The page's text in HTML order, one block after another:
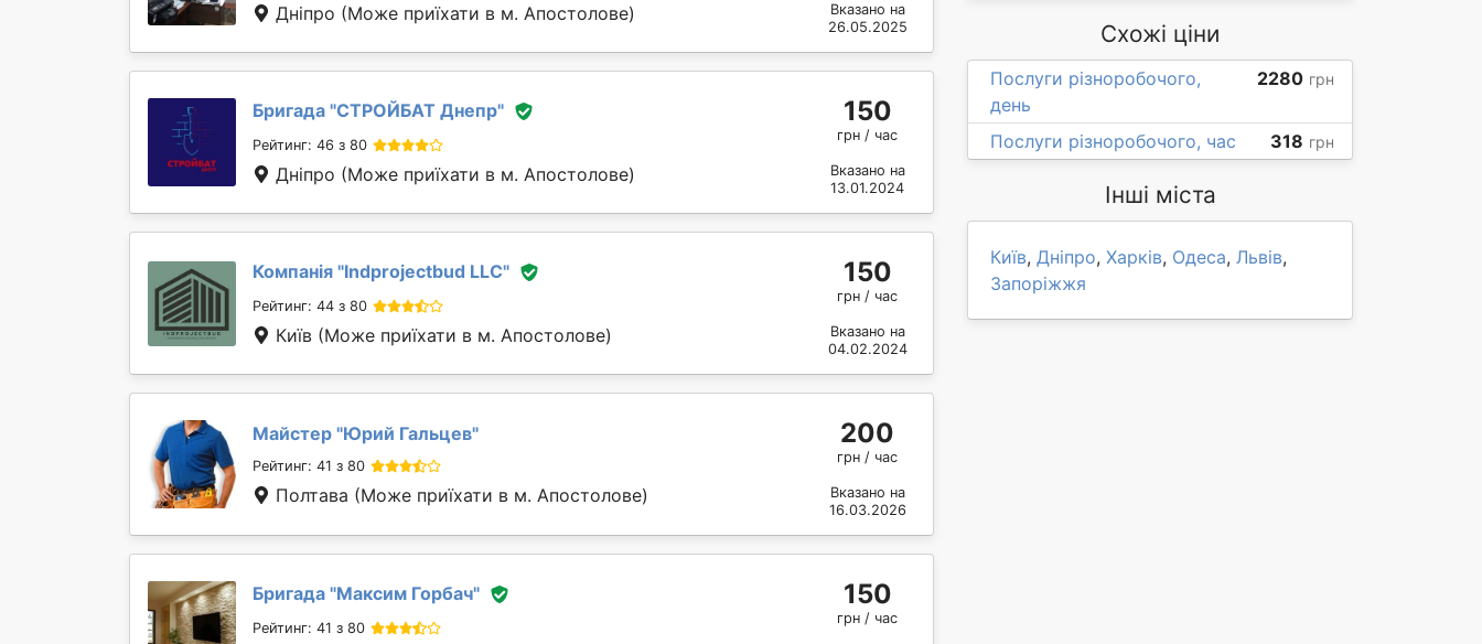
Дніпро (Може приїхати в м. Апостолове)
Вказано на
26.05.2025
Бригада "СТРОЙБАТ Днепр"
Рейтинг: 46 з 80
Дніпро (Може приїхати в м. Апостолове)
150
грн / час
Вказано на
13.01.2024
Компанія "Indprojectbud LLC"
Рейтинг: 44 з 80
Київ (Може приїхати в м. Апостолове)
150
грн / час
Вказано на
04.02.2024
Майстер "Юрий Гальцев"
Рейтинг: 41 з 80
Полтава (Може приїхати в м. Апостолове)
200
грн / час
Вказано на
16.03.2026
Бригада "Максим Горбач"
Рейтинг: 41 з 80
150
грн / час
Схожі ціни
Послуги різноробочого,
день
2280 грн
Послуги різноробочого, час 318 грн
Інші міста
Київ, Дніпро, Харків, Одеса, Львів,
Запоріжжя